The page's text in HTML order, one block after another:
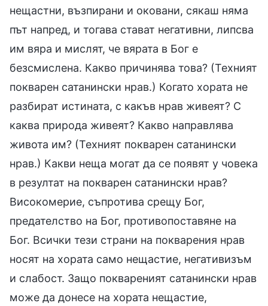
нещастни, възпирани и оковани, сякаш няма
път напред, и тогава стават негативни, липсва
им вяра и мислят, че вярата в Бог е
безсмислена. Какво причинява това? (Техният
покварен сатанински нрав.) Когато хората не
разбират истината, с какъв нрав живеят? С
каква природа живеят? Какво направлява
живота им? (Техният покварен сатанински
нрав.) Какви неща могат да се появят у човека
в резултат на покварен сатанински нрав?
Високомерие, съпротива срещу Бог,
предателство на Бог, противопоставяне на
Бог. Всички тези страни на покварения нрав
носят на хората само нещастие, негативизъм
и слабост. Защо поквареният сатанински нрав
може да донесе на хората нещастие,